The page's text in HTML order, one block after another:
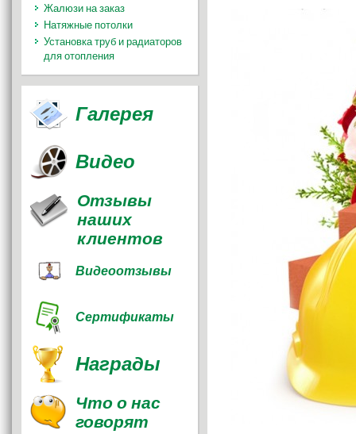
Жалюзи на заказ
Натяжные потолки
Установка труб и радиаторов
для отопления
Галерея
Видео
Отзывы
наших
клиентов
Видеоотзывы
Сертификаты
Награды
Что о нас
говорят